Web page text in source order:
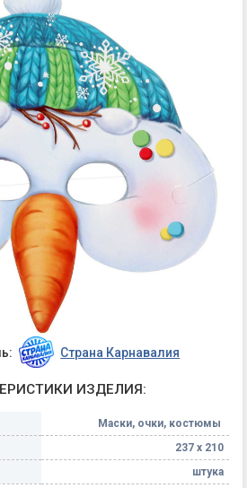
Страна Карнавалия
ИЗДЕЛИЯ:
Маски, очки, костюмы
237 х 210
штука